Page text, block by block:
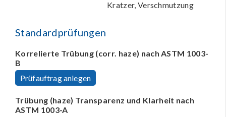
Kratzer, Verschmutzung
Standardprüfungen
Korrelierte Trübung (corr. haze) nach ASTM 1003-
B
Prüfauftrag anlegen
Trübung (haze) Transparenz und Klarheit nach
ASTM 1003-A